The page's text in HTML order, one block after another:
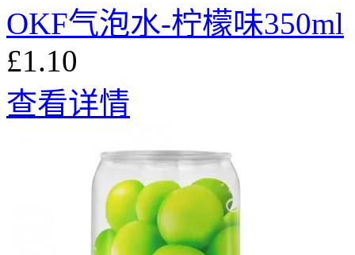
OKF气泡水-柠檬味350ml
£1.10
查看详情